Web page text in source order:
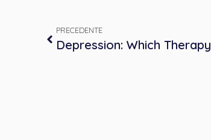
PRECEDENTE
Depression: Which